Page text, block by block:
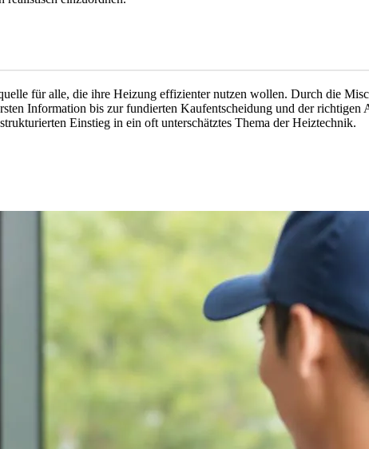
für alle, die ihre Heizung effizienter nutzen wollen. Durch die
Information bis zur fundierten Kaufentscheidung und der
Einstieg in ein oft unterschätztes Thema der Heiztechnik.